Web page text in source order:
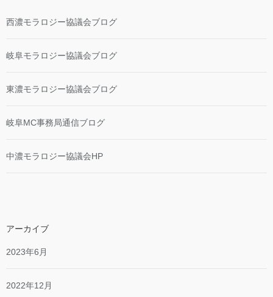
西濃モラロジー協議会ブログ
岐阜モラロジー協議会ブログ
東濃モラロジー協議会ブログ
岐阜MC事務局通信ブログ
中濃モラロジー協議会HP
アーカイブ
2023年6月
2022年12月